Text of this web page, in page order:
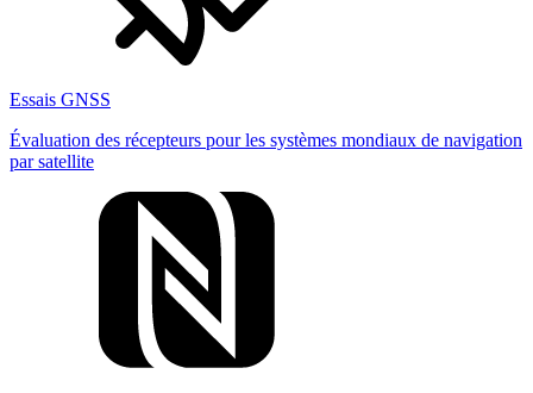
Essais GNSS
Évaluation des récepteurs pour les systèmes mondiaux de navigation
par satellite